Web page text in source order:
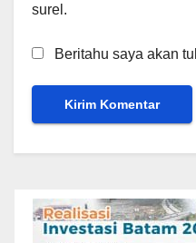
surel.
Beritahu saya akan